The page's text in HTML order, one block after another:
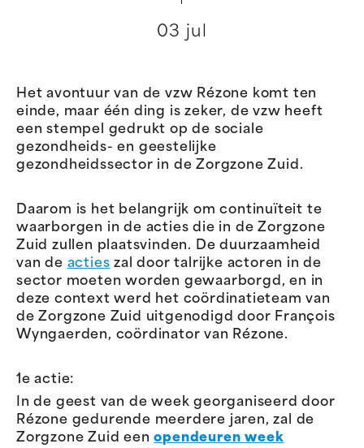
03 jul
Het avontuur van de vzw Rézone komt ten
einde, maar één ding is zeker, de vzw heeft
een stempel gedrukt op de sociale
gezondheids- en geestelijke
gezondheidssector in de Zorgzone Zuid.
Daarom is het belangrijk om continuïteit te
waarborgen in de acties die in de Zorgzone
Zuid zullen plaatsvinden. De duurzaamheid
van de acties zal door talrijke actoren in de
sector moeten worden gewaarborgd, en in
deze context werd het coördinatieteam van
de Zorgzone Zuid uitgenodigd door François
Wyngaerden, coördinator van Rézone.
1e actie:
In de geest van de week georganiseerd door
Rézone gedurende meerdere jaren, zal de
Zorgzone Zuid eenopendeuren week